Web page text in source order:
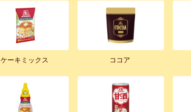
ケーキミックス ココア